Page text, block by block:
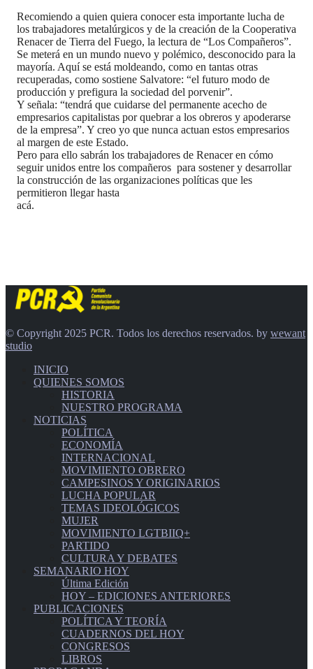
Recomiendo a quien quiera conocer esta importante lucha de
los trabajadores metalúrgicos y de la creación de la Cooperativa
Renacer de Tierra del Fuego, la lectura de “Los Compañeros”.
Se meterá en un mundo nuevo y polémico, desconocido para la
mayoría. Aquí se está moldeando, como en tantas otras
recuperadas, como sostiene Salvatore: “el futuro modo de
producción y prefigura la sociedad del porvenir”.
Y señala: “tendrá que cuidarse del permanente acecho de
empresarios capitalistas por quebrar a los obreros y apoderarse
de la empresa”. Y creo yo que nunca actuan estos empresarios
al margen de este Estado.
Pero para ello sabrán los trabajadores de Renacer en cómo
seguir unidos entre los compañeros para sostener y desarrollar
la construcción de las organizaciones políticas que les
permitieron llegar hasta
© Copyright 2025 PCR. Todos los derechos reservados. by wewant
studio
INICIO
QUIENES SOMOS
HISTORIA
NUESTRO PROGRAMA
NOTICIAS
POLÍTICA
ECONOMÍA
INTERNACIONAL
MOVIMIENTO OBRERO
CAMPESINOS Y ORIGINARIOS
LUCHA POPULAR
TEMAS IDEOLÓGICOS
MUJER
MOVIMIENTO LGTBIIQ+
PARTIDO
CULTURA Y DEBATES
SEMANARIO HOY
Última Edición
HOY – EDICIONES ANTERIORES
PUBLICACIONES
POLÍTICA Y TEORÍA
CUADERNOS DEL HOY
CONGRESOS
LIBROS